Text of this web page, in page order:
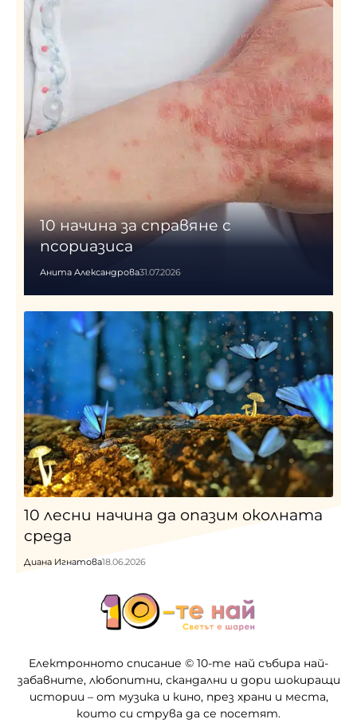
10 начина за справяне с
псориазиса
Анита Александрова31.07.2026
10 лесни начина да опазим околната
среда
Диана Игнатова18.06.2026
Електронното списание © 10-те най събира най-
забавните, любопитни, скандални и дори шокиращи
истории – от музика и кино, през храни и места,
които си струва да се посетят.